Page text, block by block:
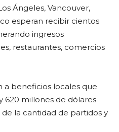
Ángeles, Vancouver,
esperan recibir cientos
ingresos
restaurantes, comercios
a beneficios locales que
620 millones de dólares
la cantidad de partidos y